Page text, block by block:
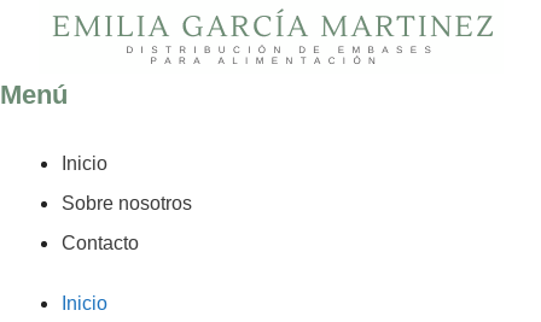
Menú
Inicio
Sobre nosotros
Contacto
Inicio